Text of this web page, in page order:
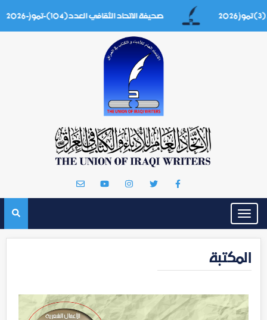
صحيفة الاتحاد الثقافي العدد(104)-تموز-2026
Toggle
navigation
المكتبة